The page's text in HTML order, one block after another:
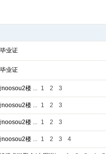
业证
业证
noosou2楼 ... 1 2 3
noosou2楼 ... 1 2 3
noosou2楼 ... 1 2 3
noosou2楼 ... 1 2 3 4